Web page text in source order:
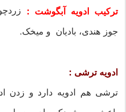
ترکیب ادویه آبگوشت :
جوز هندی، بادیان و میخک.
ادویه ترشی :
ترشی هم ادویه دارد و زدن